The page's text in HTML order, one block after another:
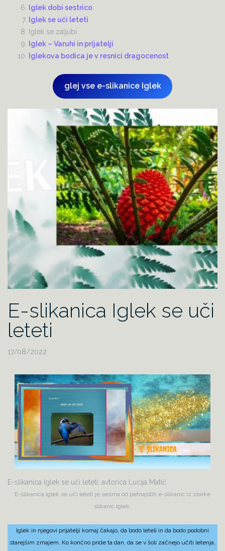
Iglek dobi sestrico
Iglek se uči leteti
Iglek se zaljubi
Iglek – Varuhi in prijatelji
Iglekova bodica je v resnici dragocenost
glej vse e-slikanice Iglek
E-slikanica Iglek se uči
leteti
17/08/2022
E-slikanica Iglek se uči leteti; avtorica Lucija Matič
E-slikanica Iglek se uči leteti je sedma od petnajstih e-slikanic iz zbirke
slikanic Iglek.
Iglek in njegovi prijatelji komaj čakajo, da bodo leteli in da bodo podobni
starejšim zmajem. Ko končno pride ta dan, da se v šoli začnejo učiti letenja,